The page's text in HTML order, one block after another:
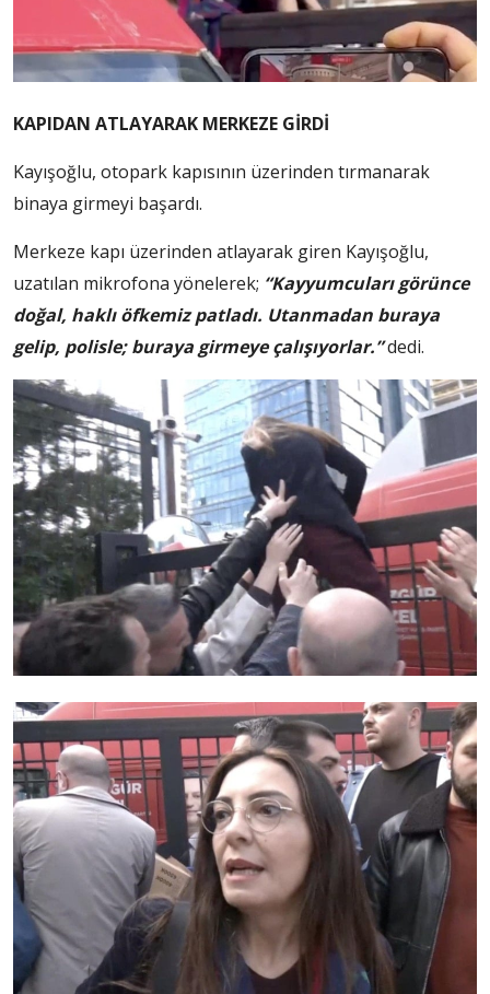
KAPIDAN ATLAYARAK MERKEZE GİRDİ
Kayışoğlu, otopark kapısının üzerinden tırmanarak
binaya girmeyi başardı.
Merkeze kapı üzerinden atlayarak giren Kayışoğlu,
uzatılan mikrofona yönelerek; “Kayyumcuları görünce
doğal, haklı öfkemiz patladı. Utanmadan buraya
gelip, polisle; buraya girmeye çalışıyorlar.”dedi.